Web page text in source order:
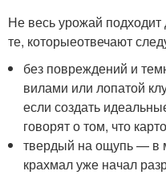
Не весь урожай подходит
те, которыеотвечают
без повреждений и
вилами или лопатой
если создать
говорят о том, что
твердый на ощупь — в
крахмал уже начал